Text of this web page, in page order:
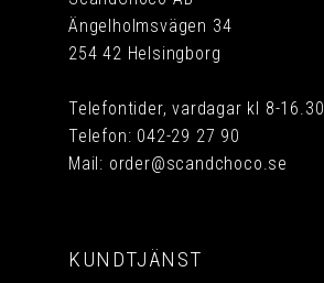
Ängelholmsvägen 34
254 42 Helsingborg
Telefontider, vardagar kl 8-16.30
Telefon: 042-29 27 90
Mail: order@scandchoco.se
KUNDTJÄNST